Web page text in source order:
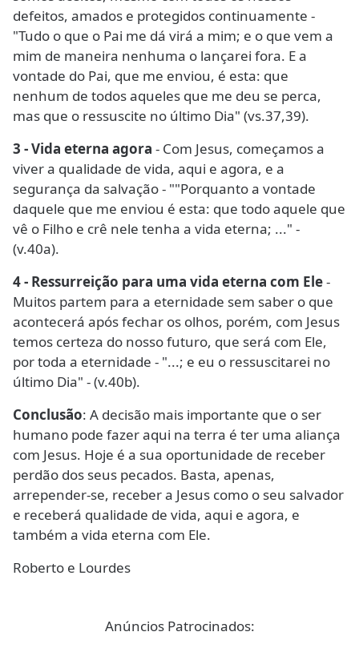
defeitos, amados e protegidos continuamente -
"Tudo o que o Pai me dá virá a mim; e o que vem a
mim de maneira nenhuma o lançarei fora. E a
vontade do Pai, que me enviou, é esta: que
nenhum de todos aqueles que me deu se perca,
mas que o ressuscite no último Dia" (vs.37,39).
3 - Vida eterna agora - Com Jesus, começamos a
viver a qualidade de vida, aqui e agora, e a
segurança da salvação - ""Porquanto a vontade
daquele que me enviou é esta: que todo aquele que
vê o Filho e crê nele tenha a vida eterna; ..." -
(v.40a).
4 - Ressurreição para uma vida eterna com Ele-
Muitos partem para a eternidade sem saber o que
acontecerá após fechar os olhos, porém, com Jesus
temos certeza do nosso futuro, que será com Ele,
por toda a eternidade - "...; e eu o ressuscitarei no
último Dia" - (v.40b).
Conclusão: A decisão mais importante que o ser
humano pode fazer aqui na terra é ter uma aliança
com Jesus. Hoje é a sua oportunidade de receber
perdão dos seus pecados. Basta, apenas,
arrepender-se, receber a Jesus como o seu salvador
e receberá qualidade de vida, aqui e agora, e
também a vida eterna com Ele.
Roberto e Lourdes
Anúncios Patrocinados: